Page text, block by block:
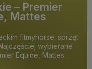
– Premier
Mattes
fitmyhorse: sprzęt
wybierane
Equine, Mattes.